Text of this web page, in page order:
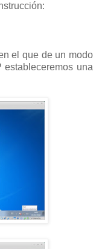
el que de un modo
una